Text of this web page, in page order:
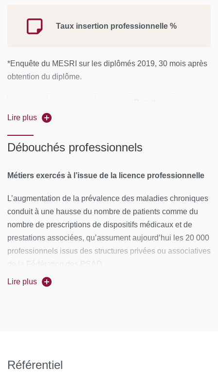
Taux insertion professionnelle %
*Enquête du MESRI sur les diplômés 2019, 30 mois après
obtention du diplôme.
Effectif
diplômés
Effectif des
formation
Part des
cadres et des
professions
Part
des
emplois
Part
des
emplois
Part des
emplois en
adéquation
avec le
Part des
emplois
avec la
Lire plus
Débouchés professionnels
Métiers exercés à l’issue de la licence professionnelle
L’augmentation de la prévalence des maladies chroniques
conduit à une hausse du nombre de patients comme du
nombre de prescriptions de dispositifs médicaux et de
prestations associées, qu’assument aujourd’hui les 20 000
professionnels issus des structures privées ou associatives
de la Fédération des PSAD.
Les débouchés professionnels concernent :
(traitement de l’apnée du sommeil, oxygénothérapie,
Lire plus
Référentiel